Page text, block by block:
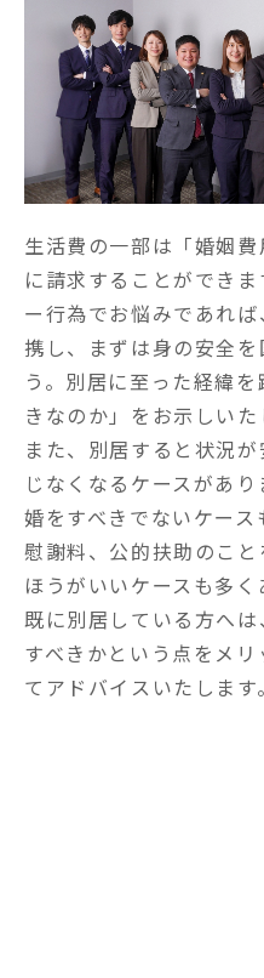
生活費の一部は「婚姻
に請求することができ
ー行為でお悩みであれ
携し、まずは身の安全
う。別居に至った経緯
きなのか」をお示しいた
また、別居すると状況
じなくなるケースがあ
婚をすべきでないケー
慰謝料、公的扶助のこ
ほうがいいケースも多く
既に別居している方へ
すべきかという点をメ
てアドバイスいたします。